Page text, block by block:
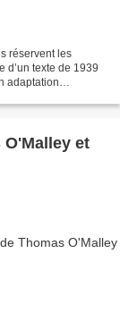
réservent les
d’un texte de 1939
adaptation
et